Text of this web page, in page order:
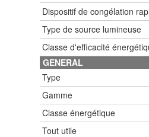
Dispositif de congélation
Type de source lumineuse
Classe d'efficacité
GENERAL
Type
Gamme
Classe énergétique
Tout utile